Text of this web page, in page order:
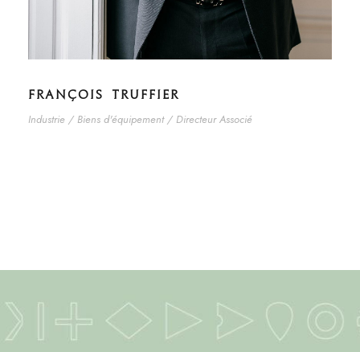
FRANÇOIS TRUFFIER
Industrie / Biens d'équipement / Directeur Associé